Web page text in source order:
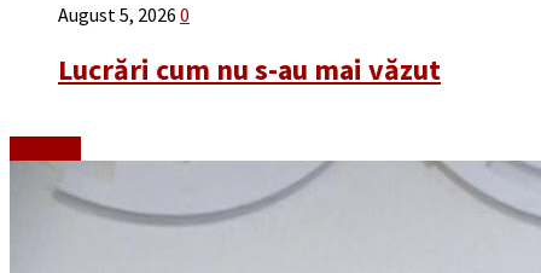
August 5, 2026 0
Lucrări cum nu s-au mai văzut